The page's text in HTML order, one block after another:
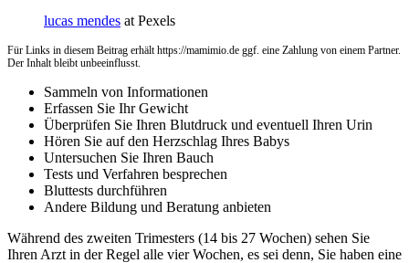
lucas mendes at Pexels
Für Links in diesem Beitrag erhält https://mamimio.de ggf. eine Zahlung von einem Partner.
Der Inhalt bleibt unbeeinflusst.
Sammeln von Informationen
Erfassen Sie Ihr Gewicht
Überprüfen Sie Ihren Blutdruck und eventuell Ihren Urin
Hören Sie auf den Herzschlag Ihres Babys
Untersuchen Sie Ihren Bauch
Tests und Verfahren besprechen
Bluttests durchführen
Andere Bildung und Beratung anbieten
Während des zweiten Trimesters (14 bis 27 Wochen) sehen Sie
Ihren Arzt in der Regel alle vier Wochen, es sei denn, Sie haben eine